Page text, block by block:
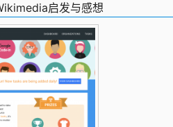
启发与感想